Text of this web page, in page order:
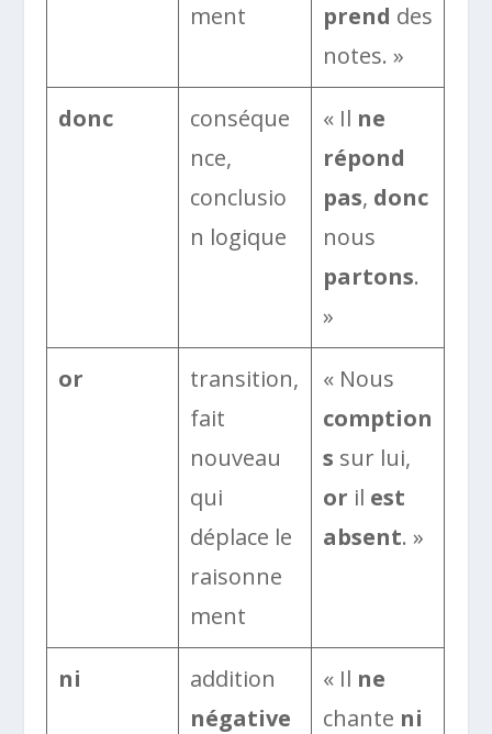
ment
prend des
notes. »
donc
conséque
nce,
conclusio
n logique
« Il ne
répond
pas, donc
nous
partons.
»
or
transition,
fait
nouveau
qui
déplace le
raisonne
ment
« Nous
comption
s sur lui,
or il est
absent. »
ni
addition
négative
« Il ne
chante ni